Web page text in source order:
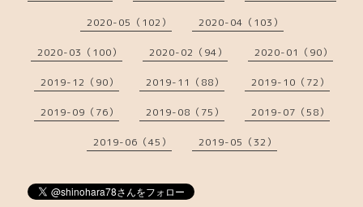
2020-05（102） 2020-04（103）
2020-03（100） 2020-02（94） 2020-01（90）
2019-12（90） 2019-11（88） 2019-10（72）
2019-09（76） 2019-08（75） 2019-07（58）
2019-06（45） 2019-05（32）